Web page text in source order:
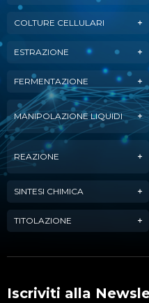
COLTURE CELLULARI
ESTRAZIONE
FERMENTAZIONE
MANIPOLAZIONE LIQUIDI
REAZIONE
SINTESI CHIMICA
TITOLAZIONE
Iscriviti alla